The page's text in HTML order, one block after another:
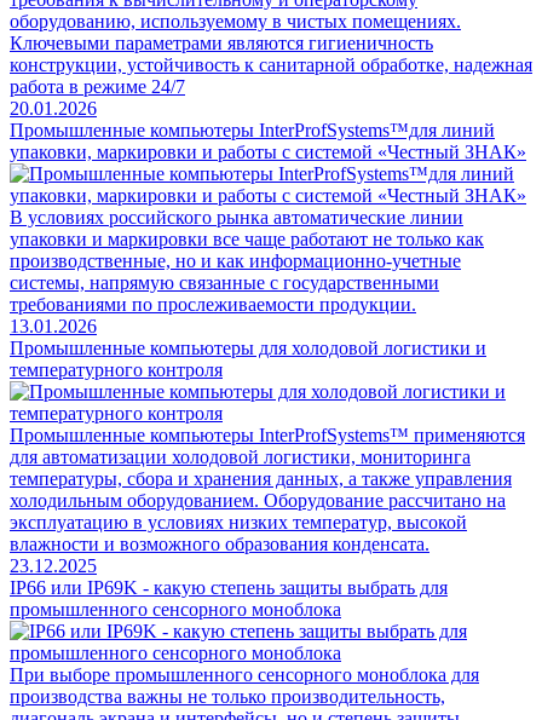
оборудованию, используемому в чистых помещениях.
Ключевыми параметрами являются гигиеничность
конструкции, устойчивость к санитарной обработке, надежная
работа в режиме 24/7
20.01.2026
Промышленные компьютеры InterProfSystems™для линий
упаковки, маркировки и работы с системой «Честный ЗНАК»
В условиях российского рынка автоматические линии
упаковки и маркировки все чаще работают не только как
производственные, но и как информационно-учетные
системы, напрямую связанные с государственными
требованиями по прослеживаемости продукции.
13.01.2026
Промышленные компьютеры для холодовой логистики и
температурного контроля
Промышленные компьютеры InterProfSystems™ применяются
для автоматизации холодовой логистики, мониторинга
температуры, сбора и хранения данных, а также управления
холодильным оборудованием. Оборудование рассчитано на
эксплуатацию в условиях низких температур, высокой
влажности и возможного образования конденсата.
23.12.2025
IP66 или IP69K - какую степень защиты выбрать для
промышленного сенсорного моноблока
При выборе промышленного сенсорного моноблока для
производства важны не только производительность,